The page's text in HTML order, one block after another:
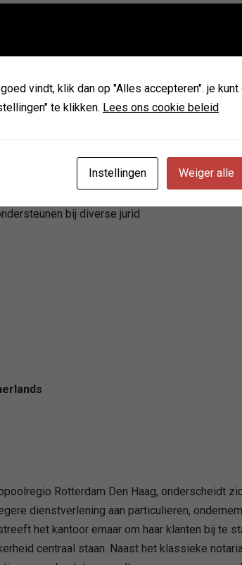
voorzien van hoogwaardige juridische
full-service kantoor, gevestigd in
tot zorgrecht. Door hun diepgaande
bij diverse jurid
Rotterdam Den Haag, onderscheidt
dienstverlening aan particulieren,
het kantoor ernaar om haar klanten bij te
centraal staan. Naast het klassieke
vindt, klik dan op "Alles accepteren". je
te klikken. Lees ons cookie beleid
Instellingen Weiger alle